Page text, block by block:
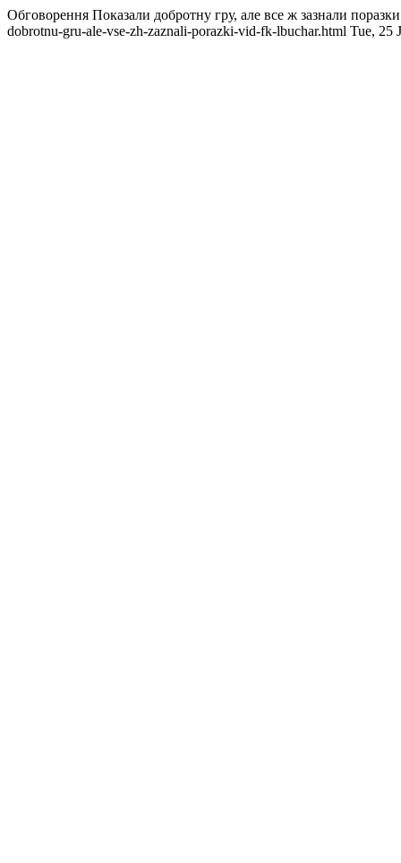
Обговорення Показали добротну гру, але все ж зазнали
dobrotnu-gru-ale-vse-zh-zaznali-porazki-vid-fk-lbuchar.html Tue, 25